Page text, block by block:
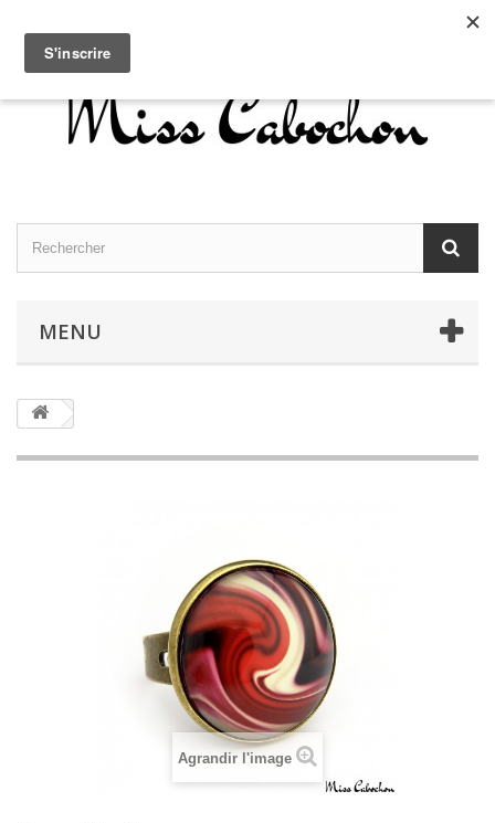
Connexion
MENU
Agrandir l'image